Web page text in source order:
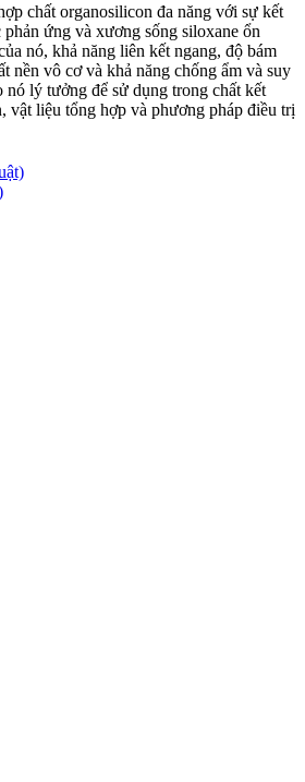
chất organosilicon đa năng với sự kết
ứng và xương sống siloxane ổn
nó, khả năng liên kết ngang, độ bám
nền vô cơ và khả năng chống ẩm và suy
lý tưởng để sử dụng trong chất kết
vật liệu tổng hợp và phương pháp điều trị